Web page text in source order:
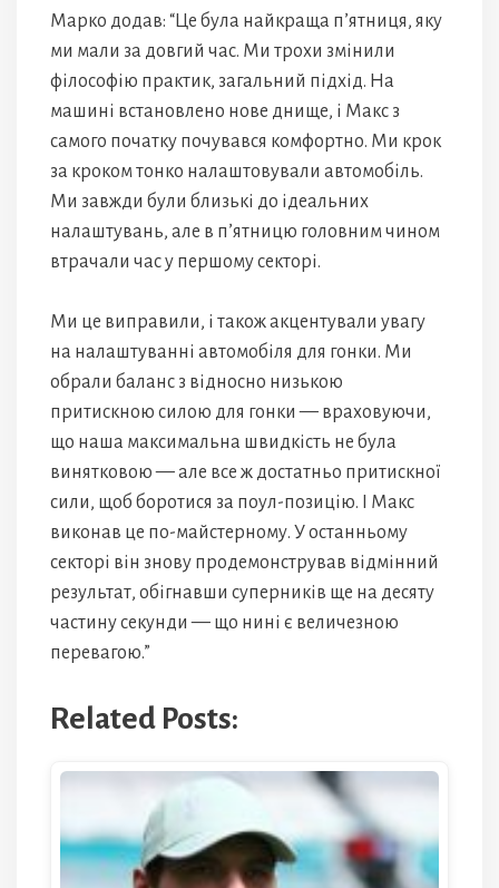
Марко додав: “Це була найкраща п’ятниця, яку
ми мали за довгий час. Ми трохи змінили
філософію практик, загальний підхід. На
машині встановлено нове днище, і Макс з
самого початку почувався комфортно. Ми крок
за кроком тонко налаштовували автомобіль.
Ми завжди були близькі до ідеальних
налаштувань, але в п’ятницю головним чином
втрачали час у першому секторі.
Ми це виправили, і також акцентували увагу
на налаштуванні автомобіля для гонки. Ми
обрали баланс з відносно низькою
притискною силою для гонки — враховуючи,
що наша максимальна швидкість не була
винятковою — але все ж достатньо притискної
сили, щоб боротися за поул-позицію. І Макс
виконав це по-майстерному. У останньому
секторі він знову продемонстрував відмінний
результат, обігнавши суперників ще на десяту
частину секунди — що нині є величезною
перевагою.”
Related Posts: